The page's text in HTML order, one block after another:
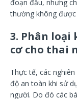
đoạn đầu, nhưng
thường không
3. Phân loại
cơ cho thai
Thực tế, các
độ an toàn khi sử
người. Do đó các